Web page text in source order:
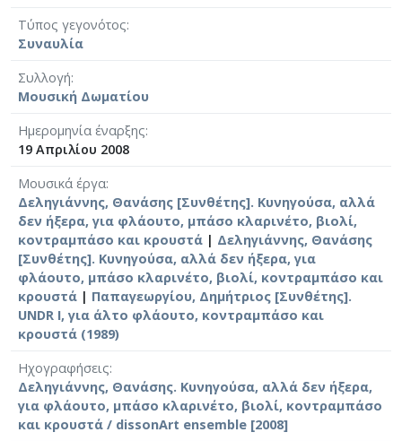
Τύπος γεγονότος
Συναυλία
Συλλογή
Μουσική Δωματίου
Ημερομηνία έναρξης
19 Απριλίου 2008
Μουσικά έργα
Δεληγιάννης, Θανάσης [Συνθέτης]. Κυνηγούσα, αλλά
δεν ήξερα, για φλάουτο, μπάσο κλαρινέτο, βιολί,
κοντραμπάσο και κρουστά | Δεληγιάννης, Θανάσης
[Συνθέτης]. Κυνηγούσα, αλλά δεν ήξερα, για
φλάουτο, μπάσο κλαρινέτο, βιολί, κοντραμπάσο και
κρουστά | Παπαγεωργίου, Δημήτριος [Συνθέτης].
UNDR I, για άλτο φλάουτο, κοντραμπάσο και
κρουστά (1989)
Ηχογραφήσεις
Δεληγιάννης, Θανάσης. Κυνηγούσα, αλλά δεν ήξερα,
για φλάουτο, μπάσο κλαρινέτο, βιολί, κοντραμπάσο
και κρουστά / dissonArt ensemble [2008]